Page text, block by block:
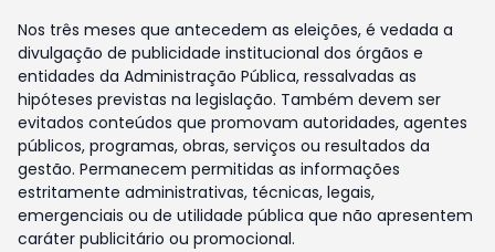
Nos três meses que antecedem as eleições, é vedada a
divulgação de publicidade institucional dos órgãos e
entidades da Administração Pública, ressalvadas as
hipóteses previstas na legislação. Também devem ser
evitados conteúdos que promovam autoridades, agentes
públicos, programas, obras, serviços ou resultados da
gestão. Permanecem permitidas as informações
estritamente administrativas, técnicas, legais,
emergenciais ou de utilidade pública que não apresentem
caráter publicitário ou promocional.